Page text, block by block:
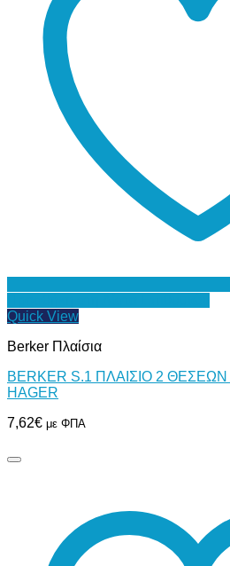
Quick View
Berker Πλαίσια
BERKER S.1 ΠΛΑΙΣΙΟ 2
HAGER
7,62€ με ΦΠΑ